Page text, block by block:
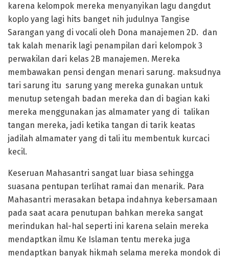
karena kelompok mereka menyanyikan lagu dangdut
koplo yang lagi hits banget nih judulnya Tangise
Sarangan yang di vocali oleh Dona manajemen 2D. dan
tak kalah menarik lagi penampilan dari kelompok 3
perwakilan dari kelas 2B manajemen. Mereka
membawakan pensi dengan menari sarung. maksudnya
tari sarung itu sarung yang mereka gunakan untuk
menutup setengah badan mereka dan di bagian kaki
mereka menggunakan jas almamater yang di talikan
tangan mereka, jadi ketika tangan di tarik keatas
jadilah almamater yang di tali itu membentuk kurcaci
kecil.
Keseruan Mahasantri sangat luar biasa sehingga
suasana pentupan terlihat ramai dan menarik. Para
Mahasantri merasakan betapa indahnya kebersamaan
pada saat acara penutupan bahkan mereka sangat
merindukan hal-hal seperti ini karena selain mereka
mendaptkan ilmu Ke Islaman tentu mereka juga
mendaptkan banyak hikmah selama mereka mondok di